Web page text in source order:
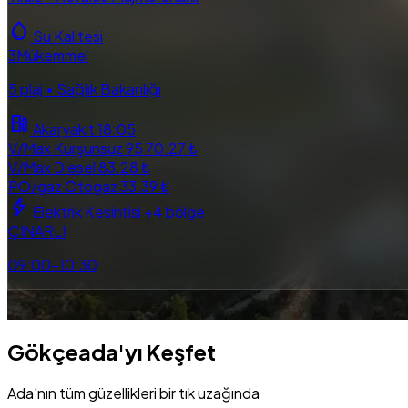
water_drop Su Kalitesi
3Mükemmel
5 plaj • Sağlık Bakanlığı
local_gas_station Akaryakıt18:05
V/Max Kurşunsuz 95 70.27 ₺
V/Max Diesel83.28 ₺
PO/gaz Otogaz33.39 ₺
bolt Elektrik Kesintisi +4 bölge
ÇINARLI
09:00–10:30
directions_bus Otobüs local_taxi Taksi map Harita exploreTüm Rehber
Gökçeada'yı Keşfet
Ada'nın tüm güzellikleri bir tık uzağında